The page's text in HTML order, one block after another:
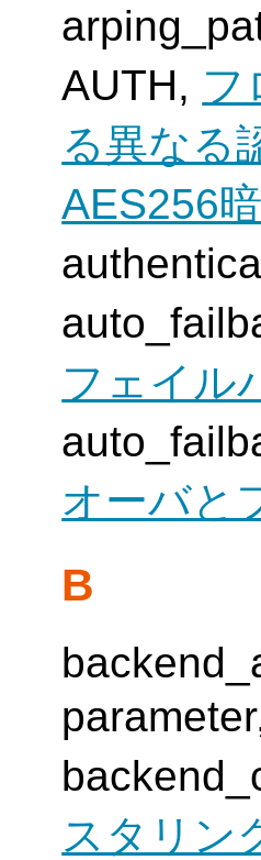
AUTH, フ
る異なる
AES256
フェイル
オーバと
B
スタリン